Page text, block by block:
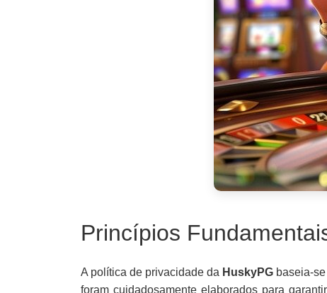
Princípios
A política de privacidade da HuskyPG baseia-
foram cuidadosamente elaborados para